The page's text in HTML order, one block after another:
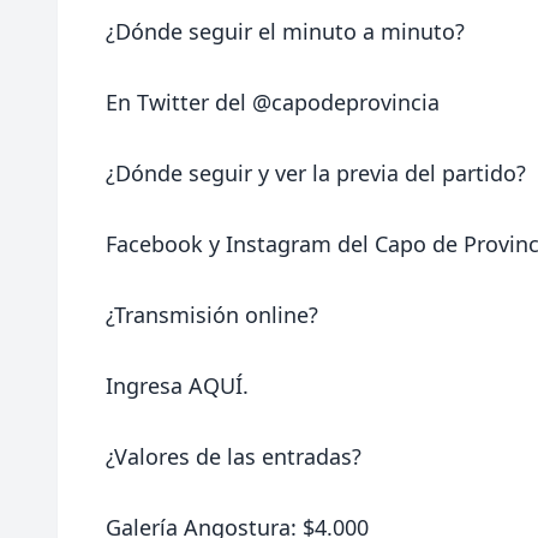
¿Dónde seguir el minuto a minuto?
En Twitter del @capodeprovincia
¿Dónde seguir y ver la previa del partido?
Facebook y Instagram del Capo de
¿Transmisión online?
Ingresa AQUÍ.
¿Valores de las entradas?
Galería Angostura: $4.000